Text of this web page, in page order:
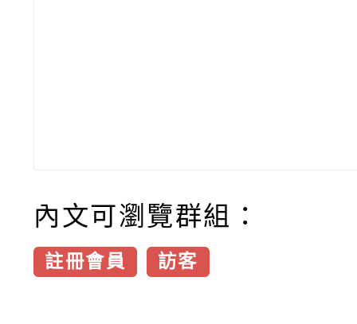
內文可瀏覽群組：
註冊會員 訪客